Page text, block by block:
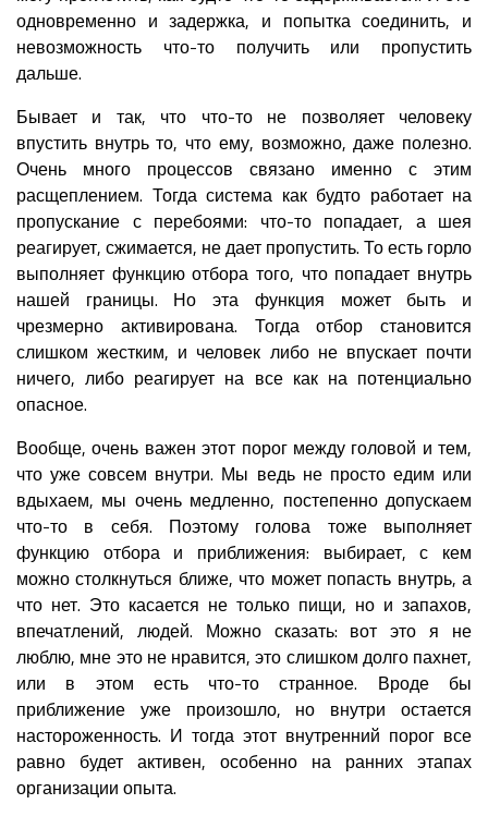
одновременно и задержка, и попытка соединить, и
невозможность что-то получить или пропустить
дальше.
Бывает и так, что что-то не позволяет человеку
впустить внутрь то, что ему, возможно, даже полезно.
Очень много процессов связано именно с этим
расщеплением. Тогда система как будто работает на
пропускание с перебоями: что-то попадает, а шея
реагирует, сжимается, не дает пропустить. То есть горло
выполняет функцию отбора того, что попадает внутрь
нашей границы. Но эта функция может быть и
чрезмерно активирована. Тогда отбор становится
слишком жестким, и человек либо не впускает почти
ничего, либо реагирует на все как на потенциально
опасное.
Вообще, очень важен этот порог между головой и тем,
что уже совсем внутри. Мы ведь не просто едим или
вдыхаем, мы очень медленно, постепенно допускаем
что-то в себя. Поэтому голова тоже выполняет
функцию отбора и приближения: выбирает, с кем
можно столкнуться ближе, что может попасть внутрь, а
что нет. Это касается не только пищи, но и запахов,
впечатлений, людей. Можно сказать: вот это я не
люблю, мне это не нравится, это слишком долго пахнет,
или в этом есть что-то странное. Вроде бы
приближение уже произошло, но внутри остается
настороженность. И тогда этот внутренний порог все
равно будет активен, особенно на ранних этапах
организации опыта.